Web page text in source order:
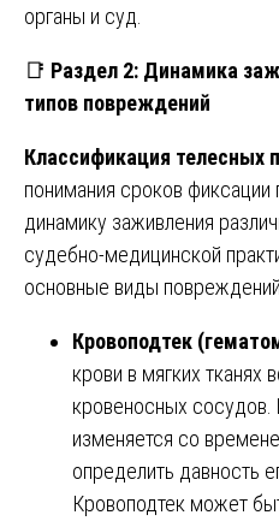
органы и суд.
📑 Раздел 2: Динамика
типов повреждений
Классификация телесных
понимания сроков
динамику заживления
судебно-медицинской
основные виды
Кровоподтек
крови в мягких тканях
кровеносных сосудов.
изменяется со
определить давность
Кровоподтек может